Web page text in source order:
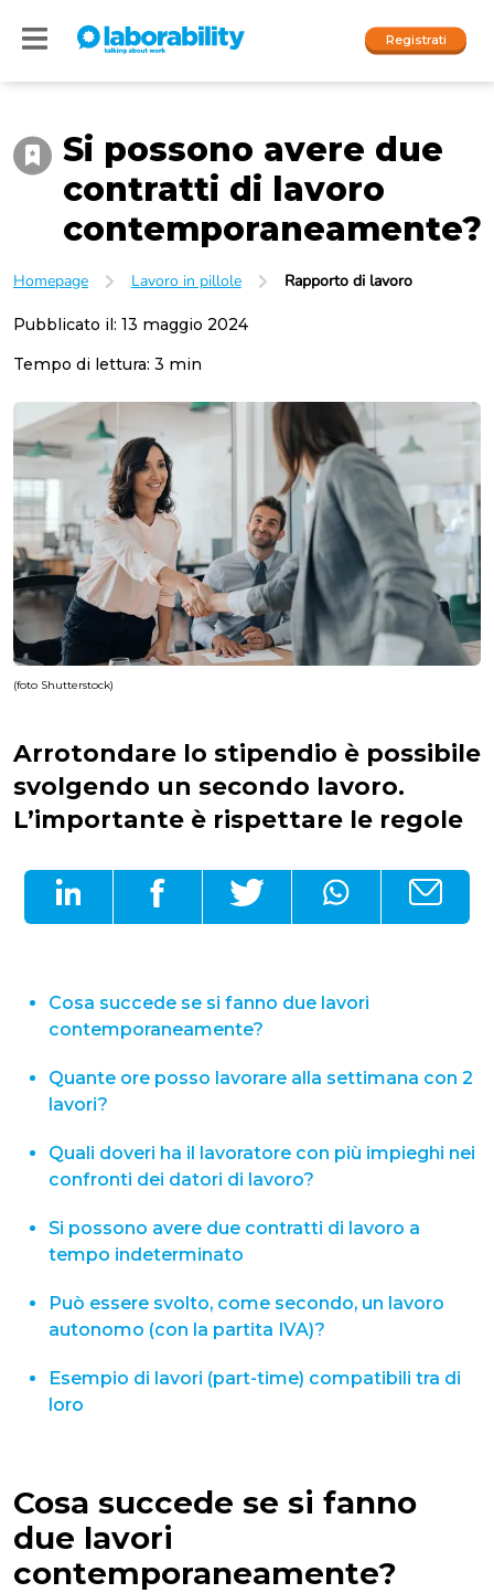
Registrati
I nostri social
Accedi
People
Company
Si possono avere due
contratti di lavoro
contemporaneamente?
Homepage Lavoro in pillole Rapporto di lavoro
Pubblicato il: 13 maggio 2024
Tempo di lettura: 3 min
(foto Shutterstock)
Arrotondare lo stipendio è possibile
svolgendo un secondo lavoro.
L’importante è rispettare le regole
Cosa succede se si fanno due lavori
contemporaneamente?
Quante ore posso lavorare alla settimana con 2
lavori?
Quali doveri ha il lavoratore con più impieghi nei
confronti dei datori di lavoro?
Si possono avere due contratti di lavoro a
tempo indeterminato
Può essere svolto, come secondo, un lavoro
autonomo (con la partita IVA)?
Esempio di lavori (part-time) compatibili tra di
loro
Cosa succede se si fanno
due lavori
contemporaneamente?